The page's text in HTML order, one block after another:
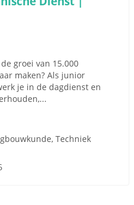
groei van 15.000
maken? Als junior
je in de dagdienst en
Techniek